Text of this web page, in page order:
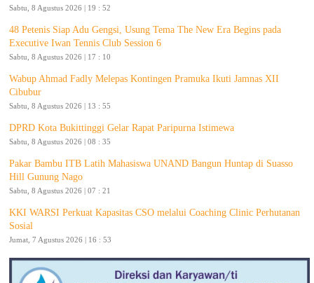
Sabtu, 8 Agustus 2026 | 19 : 52
48 Petenis Siap Adu Gengsi, Usung Tema The New Era Begins pada
Executive Iwan Tennis Club Session 6
Sabtu, 8 Agustus 2026 | 17 : 10
Wabup Ahmad Fadly Melepas Kontingen Pramuka Ikuti Jamnas XII
Cibubur
Sabtu, 8 Agustus 2026 | 13 : 55
DPRD Kota Bukittinggi Gelar Rapat Paripurna Istimewa
Sabtu, 8 Agustus 2026 | 08 : 35
Pakar Bambu ITB Latih Mahasiswa UNAND Bangun Huntap di Suasso
Hill Gunung Nago
Sabtu, 8 Agustus 2026 | 07 : 21
KKI WARSI Perkuat Kapasitas CSO melalui Coaching Clinic Perhutanan
Sosial
Jumat, 7 Agustus 2026 | 16 : 53